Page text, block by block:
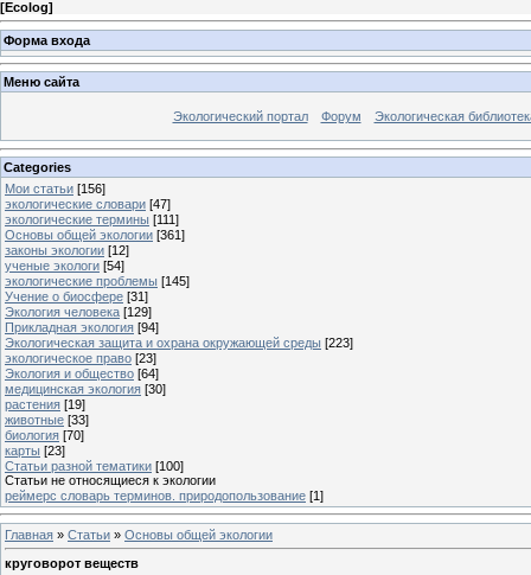
[Ecolog]
Форма входа
Меню сайта
Экологический портал Форум Экологическая
Categories
Мои статьи [156]
экологические словари [47]
экологические термины [111]
Основы общей экологии [361]
законы экологии [12]
ученые экологи [54]
экологические проблемы [145]
Учение о биосфере [31]
Экология человека [129]
Прикладная экология [94]
Экологическая защита и охрана окружающей среды [223]
экологическое право [23]
Экология и общество [64]
медицинская экология [30]
растения [19]
животные [33]
биология [70]
карты [23]
Статьи разной тематики [100]
Статьи не относящиеся к экологии
реймерс словарь терминов. природопользование [1]
Главная » Статьи » Основы общей экологии
круговорот веществ